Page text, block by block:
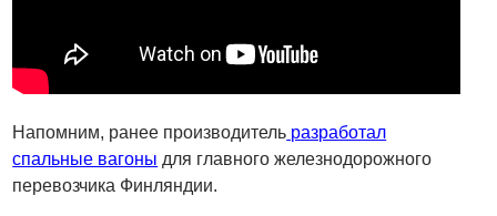
Напомним, ранее производитель разработал
спальные вагоны для главного железнодорожного
перевозчика Финляндии.